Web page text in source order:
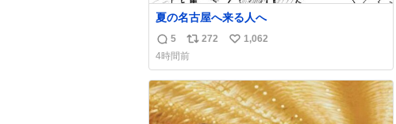
夏の名古屋へ来る人へ
返
信
数
5
リ
ポ
ス
ト
数
272
い
ね
数
1,062
4時間前